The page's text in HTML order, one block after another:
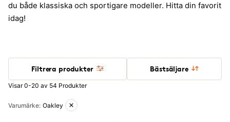
du både klassiska och sportigare modeller. Hitta din favorit
idag!
Filtrera produkter Bästsäljare
Visar 0-20 av 54 Produkter
Aktiva filter
Varumärke: Oakley